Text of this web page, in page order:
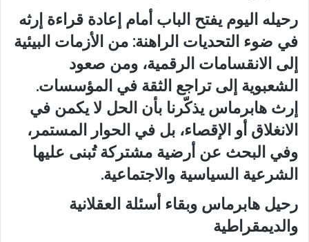
رحيله اليوم يفتح الباب أمام إعادة قراءة إرثه
في ضوء التحديات الراهنة: من الأزمات البيئية
إلى الانقسامات الرقمية، ومن صعود
الشعبوية إلى تراجع الثقة في المؤسسات.
إرث هابرماس يذكّرنا بأن الحل لا يكمن في
الانغلاق أو الإقصاء، بل في الحوار المستمر،
وفي البحث عن أرضية مشتركة تُبنى عليها
الشرعية السياسية والاجتماعية.
رحيل هابرماس وبقاء أسئلة العقلانية
والديمقراطية